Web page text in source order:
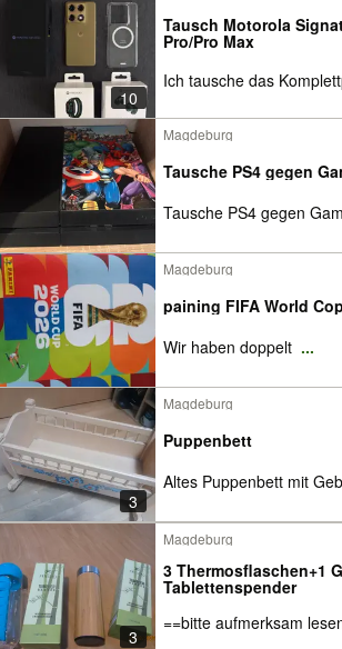
10
Tausch Motorola
Pro/Pro Max
Ich tausche das
Magdeburg
Tausche PS4 gegen
Tausche PS4 gegen
Magdeburg
paining FIFA World
Wir haben doppelt ...
3
Magdeburg
Puppenbett
Altes Puppenbett mit
3
Magdeburg
3 Thermosflaschen+1
Tablettenspender
==bitte aufmerksam